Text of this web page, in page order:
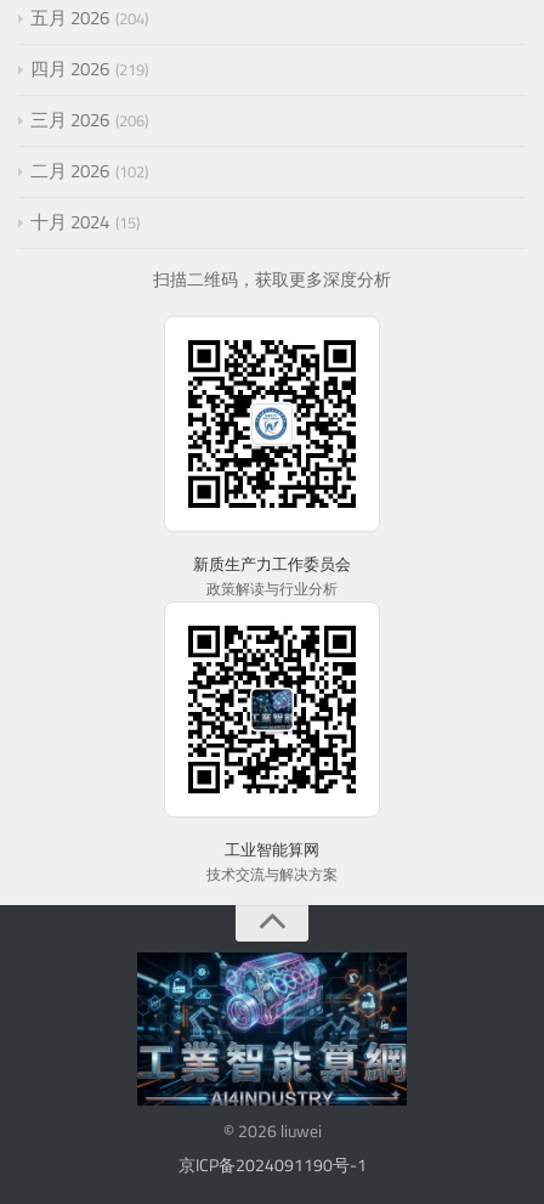
五月 2026 204
四月 2026 219
三月 2026 206
二月 2026 102
十月 2024 15
扫描二维码，获取更多深度分析
新质生产力工作委员会
政策解读与行业分析
工业智能算网
技术交流与解决方案
© 2026 liuwei
京ICP备2024091190号-1